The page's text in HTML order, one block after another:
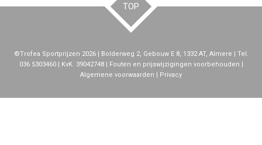
TOP
©Trofea Sportprijzen 2026 | Bolderweg 2, Gebouw E 8, 1332 AT, Almere | Tel.
036 5303460 | KvK. 39042748 | Fouten en prijswijzigingen voorbehouden |
Algemene voorwaarden | Privacy